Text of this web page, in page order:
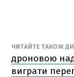
ЧИТАЙТЕ ТАКОЖ
дроновою
виграти